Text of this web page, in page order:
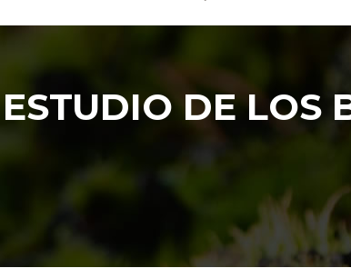
ESTUDIO DE LOS